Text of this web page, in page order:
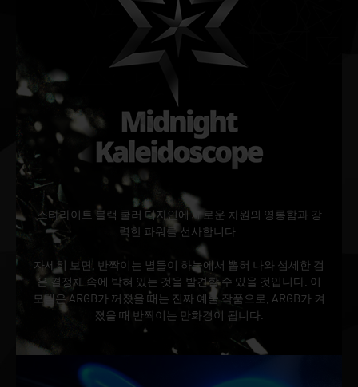
스타라이트 블랙 쿨러 디자인에 새로운 차원의 영롱함과 강
력한 파워를 선사합니다.
자세히 보면, 반짝이는 별들이 하늘에서 뽑혀 나와 섬세한 검
은 결정체 속에 박혀 있는 것을 발견할 수 있을 것입니다. 이
모델은 ARGB가 꺼졌을 때는 진짜 예술 작품으로, ARGB가 켜
졌을 때 반짝이는 만화경이 됩니다.